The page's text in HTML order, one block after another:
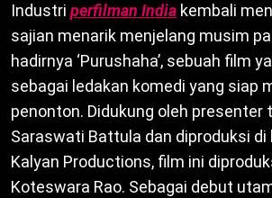
Industri perfilman India kembali
sajian menarik menjelang musim
hadirnya ‘Purushaha’, sebuah film
sebagai ledakan komedi yang siap
penonton. Didukung oleh presenter
Saraswati Battula dan diproduksi di
Kalyan Productions, film ini
Koteswara Rao. Sebagai debut